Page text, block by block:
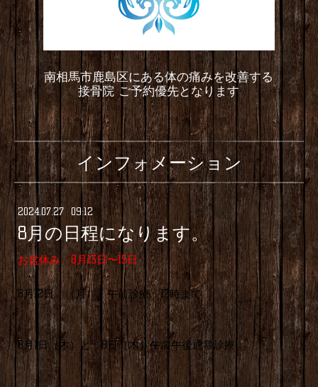
南相馬市鹿島区にある体の痛みを改善する
接骨院 ご予約優先となります
インフォメーション
2024.07.27 09:12
8月の日程になります。
お盆休み 8月13日〜15日
8月12日 （月） 午前診療 12時まで
8月1日（木）と 8日（木）午前午後通常診療